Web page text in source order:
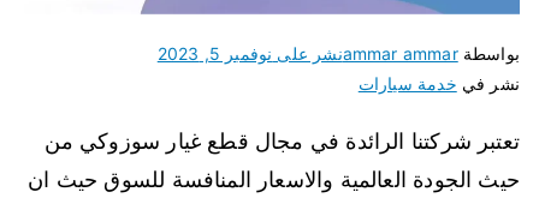
بواسطةammar ammarنشر على نوفمبر 5, 2023
نشر في خدمة سيارات
تعتبر شركتنا الرائدة في مجال قطع غيار سوزوكي من
حيث الجودة العالمية والاسعار المنافسة للسوق حيث ان